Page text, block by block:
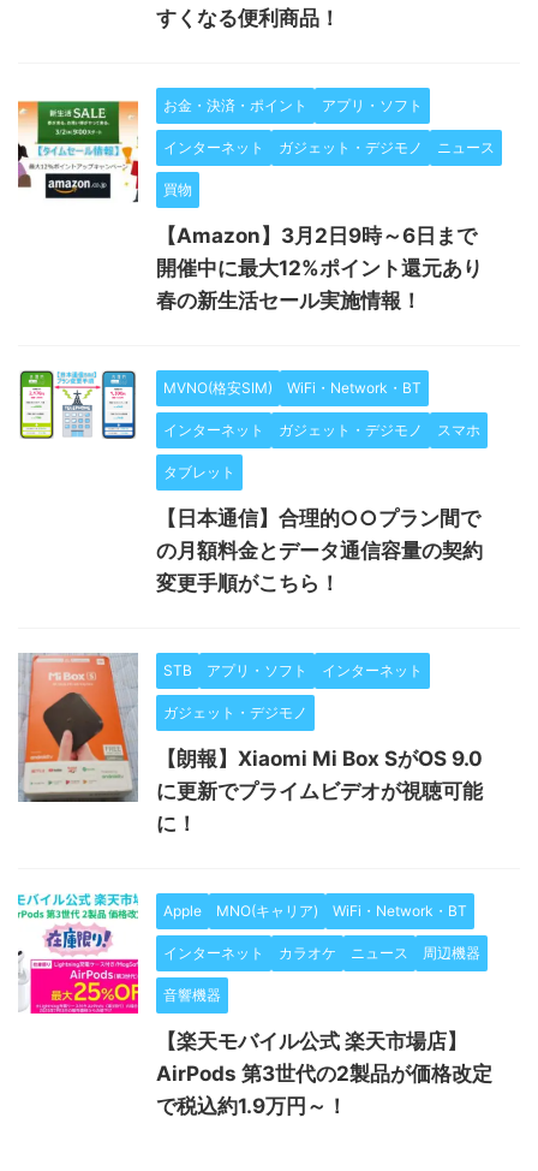
すくなる便利商品！
お金・決済・ポイント アプリ・ソフト
インターネット ガジェット・デジモノ ニュース
買物
【Amazon】3月2日9時～6日まで
開催中に最大12%ポイント還元あり
春の新生活セール実施情報！
MVNO(格安SIM) WiFi・Network・BT
インターネット ガジェット・デジモノ スマホ
タブレット
【日本通信】合理的○○プラン間で
の月額料金とデータ通信容量の契約
変更手順がこちら！
STB アプリ・ソフト インターネット
ガジェット・デジモノ
【朗報】Xiaomi Mi Box SがOS 9.0
に更新でプライムビデオが視聴可能
に！
Apple MNO(キャリア) WiFi・Network・BT
インターネット カラオケ ニュース 周辺機器
音響機器
【楽天モバイル公式 楽天市場店】
AirPods 第3世代の2製品が価格改定
で税込約1.9万円～！